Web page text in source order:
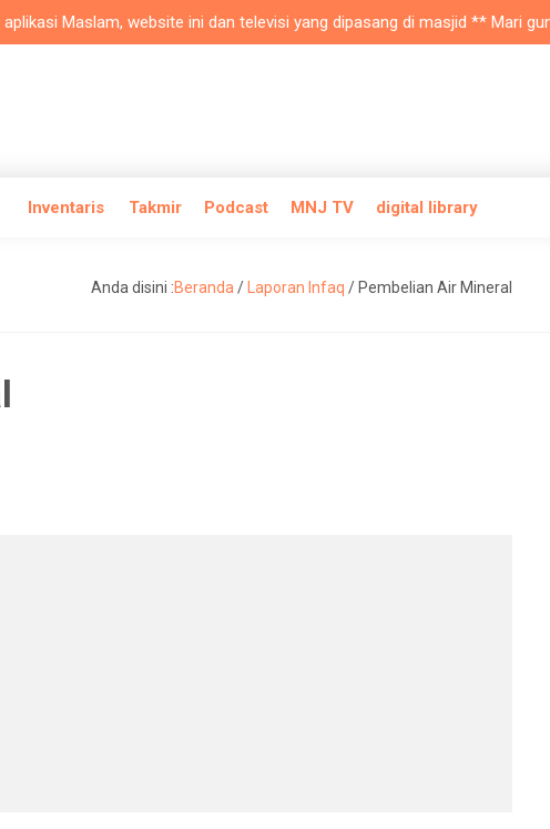
Maslam, website ini dan televisi yang dipasang di masjid ** Mari
Inventaris Takmir Podcast MNJ TV digital library
Anda disini :Beranda / Laporan Infaq / Pembelian Air Mineral